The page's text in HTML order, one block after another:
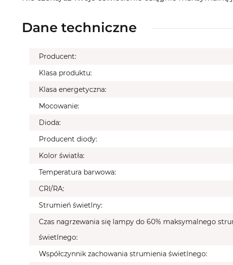
Dane techniczne
Producent:
Klasa produktu:
Klasa energetyczna:
Mocowanie:
Dioda:
Producent diody:
Kolor światła:
Temperatura barwowa:
CRI/RA:
Strumień świetlny:
Czas nagrzewania się lampy do 60% maksymalnego
świetlnego:
Współczynnik zachowania strumienia świetlnego: